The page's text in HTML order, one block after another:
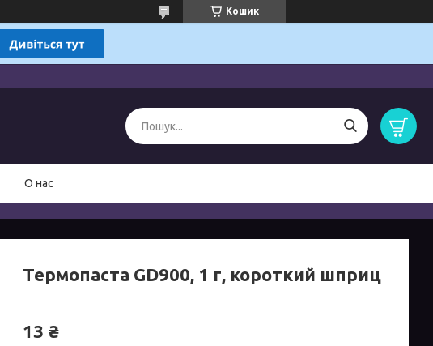
Кошик
О нас
Термопаста GD900, 1 г, короткий шприц
13 ₴